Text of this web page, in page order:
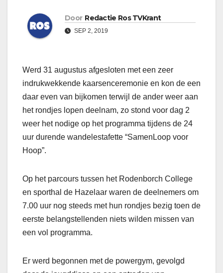
Door Redactie Ros TVKrant
SEP 2, 2019
Werd 31 augustus afgesloten met een zeer
indrukwekkende kaarsenceremonie en kon de een
daar even van bijkomen terwijl de ander weer aan
het rondjes lopen deelnam, zo stond voor dag 2
weer het nodige op het programma tijdens de 24
uur durende wandelestafette “SamenLoop voor
Hoop”.
Op het parcours tussen het Rodenborch College
en sporthal de Hazelaar waren de deelnemers om
7.00 uur nog steeds met hun rondjes bezig toen de
eerste belangstellenden niets wilden missen van
een vol programma.
Er werd begonnen met de powergym, gevolgd